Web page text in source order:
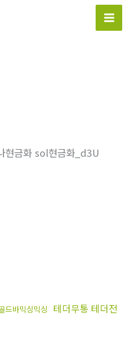
Main
현금화 sol현금화_d3U
드바믹싱믹싱
테더무통 테더전